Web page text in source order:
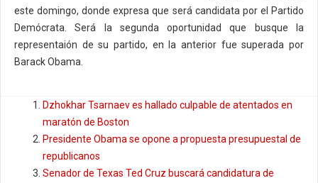
este domingo, donde expresa que será candidata por el Partido
Demócrata. Será la segunda oportunidad que busque la
representaión de su partido, en la anterior fue superada por
Barack Obama.
Dzhokhar Tsarnaev es hallado culpable de atentados en
maratón de Boston
Presidente Obama se opone a propuesta presupuestal de
republicanos
Senador de Texas Ted Cruz buscará candidatura de